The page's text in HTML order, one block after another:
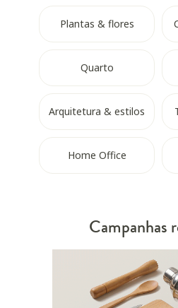
Plantas & flores
Quarto
Arquitetura & estilos
Home Office
Campanhas